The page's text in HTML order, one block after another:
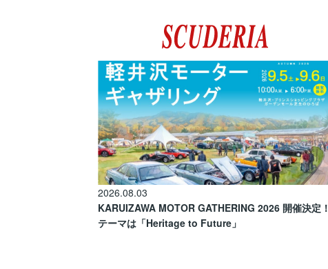
2026.08.03
KARUIZAWA MOTOR GATHERING 2026 開催決定！
テーマは「Heritage to Future」